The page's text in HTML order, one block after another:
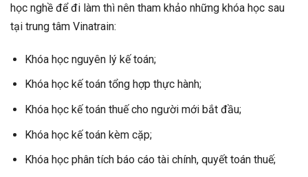
học nghề để đi làm thì nên tham khảo những khóa học sau
tại trung tâm Vinatrain:
Khóa học nguyên lý kế toán;
Khóa học kế toán tổng hợp thực hành;
Khóa học kế toán thuế cho người mới bắt đầu;
Khóa học kế toán kèm cặp;
Khóa học phân tích báo cáo tài chính, quyết toán thuế;